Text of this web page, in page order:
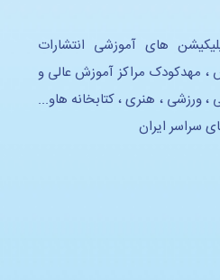
های آموزشی انتشارات
مهدکودک مراکز آموزش عالی و
ورزشی ، هنری ، کتابخانه هاو...
سراسر ایران